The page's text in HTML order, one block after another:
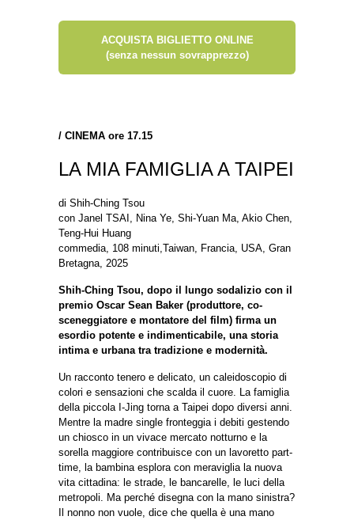
ACQUISTA BIGLIETTO ONLINE
(senza nessun sovrapprezzo)
/ CINEMA ore 17.15
LA MIA FAMIGLIA A TAIPEI
di Shih-Ching Tsou
con Janel TSAI, Nina Ye, Shi-Yuan Ma, Akio Chen,
Teng-Hui Huang
commedia, 108 minuti,Taiwan, Francia, USA, Gran
Bretagna, 2025
Shih-Ching Tsou, dopo il lungo sodalizio con il
premio Oscar Sean Baker (produttore, co-
sceneggiatore e montatore del film) firma un
esordio potente e indimenticabile, una storia
intima e urbana tra tradizione e modernità.
Un racconto tenero e delicato, un caleidoscopio di
colori e sensazioni che scalda il cuore. La famiglia
della piccola I-Jing torna a Taipei dopo diversi anni.
Mentre la madre single fronteggia i debiti gestendo
un chiosco in un vivace mercato notturno e la
sorella maggiore contribuisce con un lavoretto part-
time, la bambina esplora con meraviglia la nuova
vita cittadina: le strade, le bancarelle, le luci della
metropoli. Ma perché disegna con la mano sinistra?
Il nonno non vuole, dice che quella è una mano